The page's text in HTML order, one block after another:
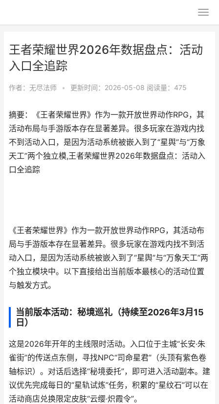
王者荣耀世界2026年数据盘点：活动
入口全追踪
作者： 无尽法师 • 更新时间：2026-05-08 阅读量：475
摘要：《王者荣耀世界》作为一款开放世界动作RPG，其
活动布局与手游版本存在显著差异。很多玩家在游戏内找
不到活动入口，是因为活动系统被嵌入到了“星舆”与“万象
天工”两个独立模,王者荣耀世界2026年数据盘点：活动入
口全追踪
《王者荣耀世界》作为一款开放世界动作RPG，其活动布
局与手游版本存在显著差异。很多玩家在游戏内找不到活
动入口，是因为活动系统被嵌入到了“星舆”与“万象天工”两
个独立模块中。以下直接给出当前版本最核心的活动位置
与触发方式。
当前版本活动：秘境巡礼（持续至2026年3月15
日）
这是2026年开年的主线限时活动。入口位于主城“长安·朱
雀街”的传送点东侧，寻找NPC“司命星君”（头顶有紫色卷
轴标识）。对话后选择“秘境委托”，即可进入活动副本。建
议优先完成每日的“星轨试炼”任务，积累的“星纹石”可以在
活动商店兑换限定皮肤“云缨·炽霞令”。